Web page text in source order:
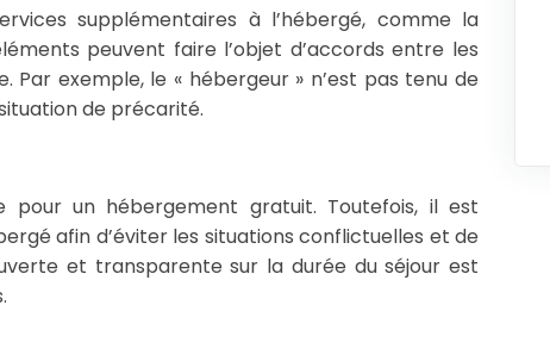
supplémentaires à l’hébergé, comme la
peuvent faire l’objet d’accords entre les
exemple, le « hébergeur » n’est pas tenu de
de précarité.
pour un hébergement gratuit. Toutefois, il est
afin d’éviter les situations conflictuelles et de
et transparente sur la durée du séjour est